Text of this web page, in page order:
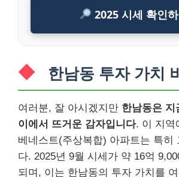
2025 시세 확인
한남동 투자 가치
여러분, 잘 아시겠지만 한남동은 지
이에서 뜨거운 감자입니다. 이 지역
베네스트(주상복합) 아파트는 특히
다. 2025년 9월 시세가 약 16억
되며, 이는 한남동의 투자 가치를